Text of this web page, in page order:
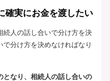
確実にお金を渡したい
続人の話し合いで分け方を決
分け方を決めなければなり
となり、相続人の話し合いの